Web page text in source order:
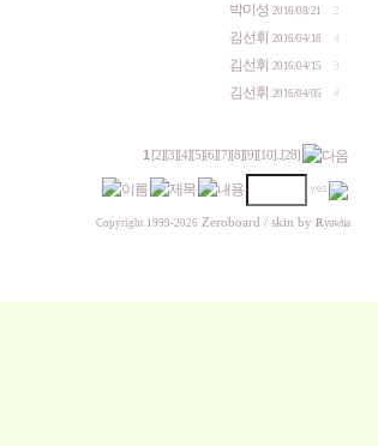
박미성 2016/08/21 2
김선휘 2016/04/18 4
김선휘 2016/04/15 3
김선휘 2016/04/05 4
1 [2] [3] [4] [5] [6] [7] [8] [9] [10].. [28]
Copyright 1999-2026 Zeroboard / skin byRyuwha